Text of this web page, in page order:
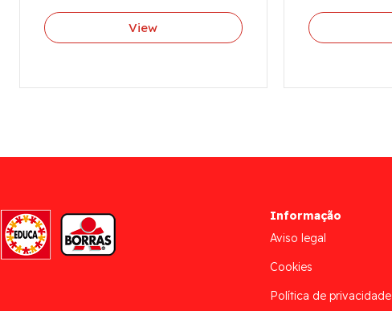
View
Informação
Aviso legal
Cookies
Política de privacidade